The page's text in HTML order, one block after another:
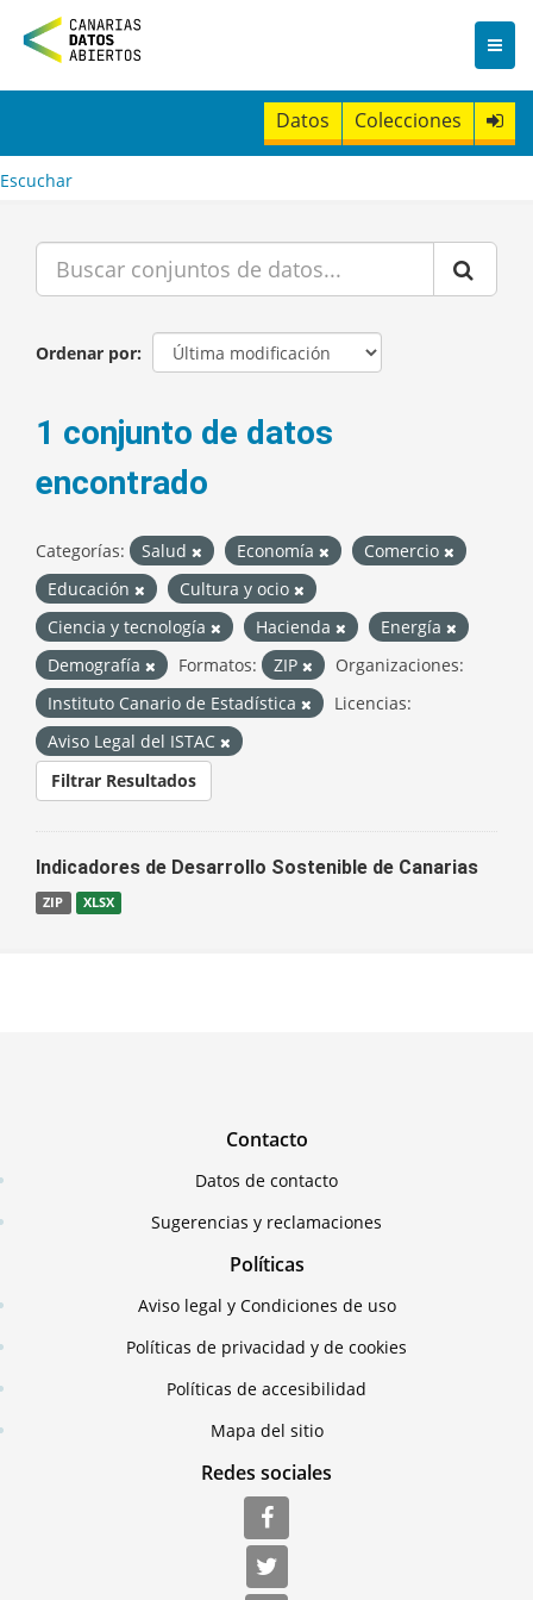
n
t
Datos Colecciones
Escuchar
Ordenar por
1 conjunto de datos
encontrado
Categorías: Salud Economía
Comercio
Educación
Cultura y ocio
Ciencia y tecnología
Hacienda
Energía
Demografía
Formatos: ZIP
Organizaciones:
Instituto Canario de Estadística
Licencias:
Aviso Legal del ISTAC
Filtrar Resultados
Indicadores de Desarrollo Sostenible de Canarias
ZIP XLSX
Contacto
Datos de contacto
Sugerencias y reclamaciones
Políticas
Aviso legal y Condiciones de uso
Políticas de privacidad y de cookies
Políticas de accesibilidad
Mapa del sitio
Redes sociales